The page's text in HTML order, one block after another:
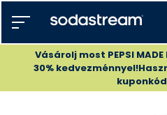
Vásárolj most PEPSI
30%